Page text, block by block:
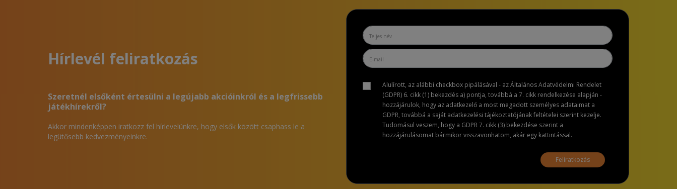
Hírlevél feliratkozás
Szeretnél elsőként értesülni a legújabb akcióinkról és a legfrissebb
játékhírekről?
Akkor mindenképpen iratkozz fel hírlevelünkre, hogy elsők között csaphass le a
legütősebb kedvezményeinkre.
Alulírott, az alábbi checkbox pipálásával - az Általános Adatvédelmi Rendelet
(GDPR) 6. cikk (1) bekezdés a) pontja, továbbá a 7. cikk rendelkezése alapján -
hozzájárulok, hogy az adatkezelő a most megadott személyes adataimat a
GDPR, továbbá a saját adatkezelési tájékoztatójának feltételei szerint kezelje.
Tudomásul veszem, hogy a GDPR 7. cikk (3) bekezdése szerint a
hozzájárulásomat bármikor visszavonhatom, akár egy kattintással.
Feliratkozás